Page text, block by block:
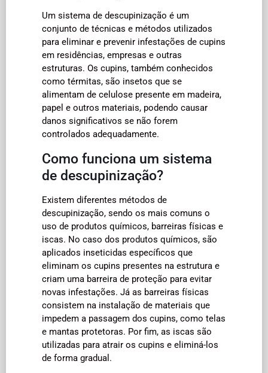
Um sistema de descupinização é um
conjunto de técnicas e métodos utilizados
para eliminar e prevenir infestações de cupins
em residências, empresas e outras
estruturas. Os cupins, também conhecidos
como térmitas, são insetos que se
alimentam de celulose presente em madeira,
papel e outros materiais, podendo causar
danos significativos se não forem
controlados adequadamente.
Como funciona um sistema
de descupinização?
Existem diferentes métodos de
descupinização, sendo os mais comuns o
uso de produtos químicos, barreiras físicas e
iscas. No caso dos produtos químicos, são
aplicados inseticidas específicos que
eliminam os cupins presentes na estrutura e
criam uma barreira de proteção para evitar
novas infestações. Já as barreiras físicas
consistem na instalação de materiais que
impedem a passagem dos cupins, como telas
e mantas protetoras. Por fim, as iscas são
utilizadas para atrair os cupins e eliminá-los
de forma gradual.